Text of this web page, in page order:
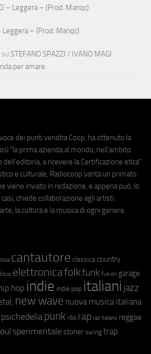
– Leggera – (Prod. Manqc)
Leggera – (Prod. Manqc)
su STEFANO SPAZZI / IVANO MAGI
per amare
dei punti vendita Coop, ha ottenuto la
"la prima azienda al mondo, nell'ambito
dell'editoria, a ricevere la Certificazione etica".
e culturale, Radiocoop vanta un primato:
viene inviato in redazione, e appena può, lo
chiede collaborazione agli artisti.
la cultura e la musica di ogni genere.
cantautore classica country
elettronicafolkfunk fusion garage
hop indie indie pop italiani jazz
new wave nuova musica italiana
psichedeliapunk r&b rap rap italiano reggae
sperimentale stoner swing trap